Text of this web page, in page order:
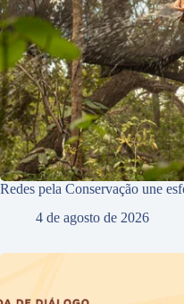
Redes pela Conservação une
4 de agosto de 2026